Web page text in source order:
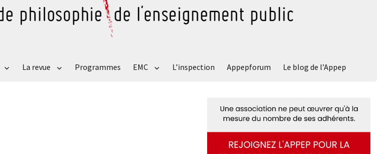
La revue Programmes EMC L’inspection Appepforum Le blog de l’Appep